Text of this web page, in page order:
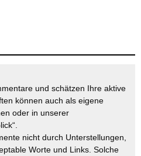
und schätzen Ihre aktive
können auch als eigene
oder in unserer
nicht durch Unterstellungen,
Worte und Links. Solche